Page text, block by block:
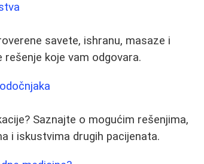
savete, ishranu, masaze i
koje vam odgovara.
Saznajte o mogućim rešenjima,
i iskustvima drugih pacijenata.